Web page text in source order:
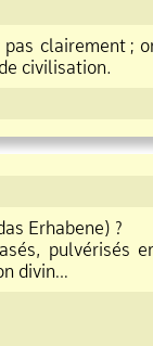
pas clairement;
civilisation.
Erhabene) ?
pulvérisés
divin…